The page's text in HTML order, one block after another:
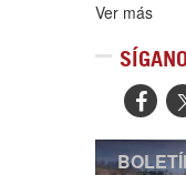
Ver más